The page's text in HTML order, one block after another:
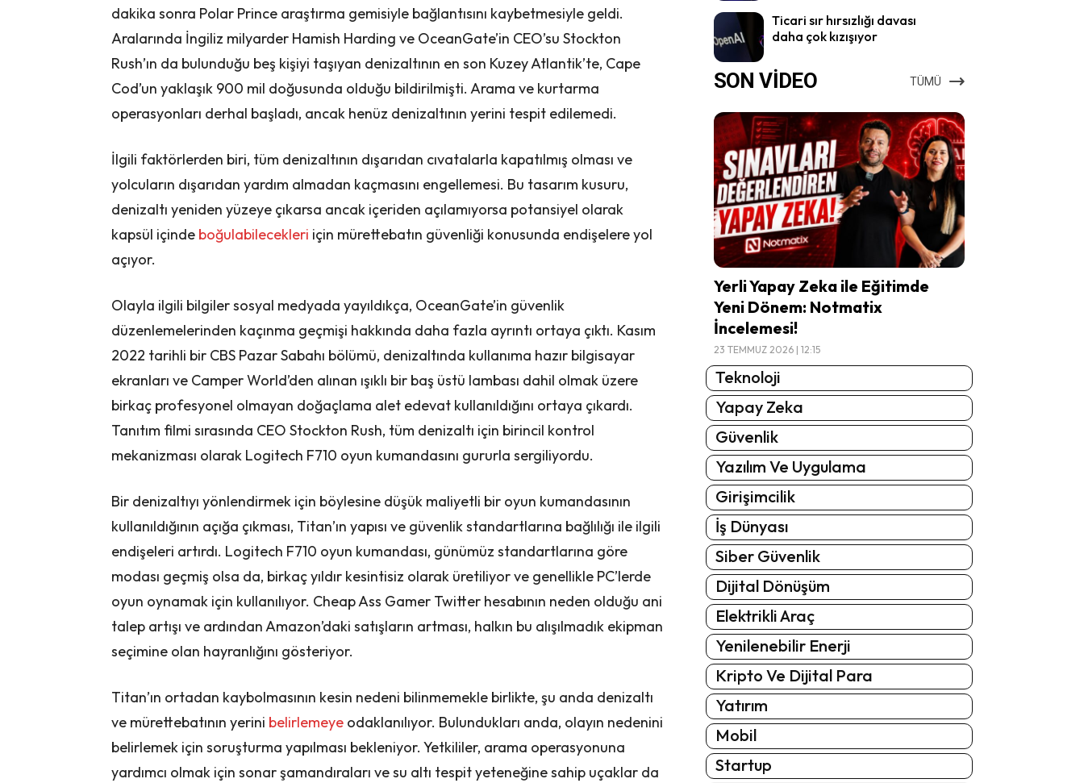
dakika sonra Polar Prince araştırma gemisiyle bağlantısını kaybetmesiyle geldi.
Aralarında İngiliz milyarder Hamish Harding ve OceanGate’in CEO’su Stockton
Rush’ın da bulunduğu beş kişiyi taşıyan denizaltının en son Kuzey Atlantik’te, Cape
Cod’un yaklaşık 900 mil doğusunda olduğu bildirilmişti. Arama ve kurtarma
operasyonları derhal başladı, ancak henüz denizaltının yerini tespit edilemedi.
İlgili faktörlerden biri, tüm denizaltının dışarıdan cıvatalarla kapatılmış olması ve
yolcuların dışarıdan yardım almadan kaçmasını engellemesi. Bu tasarım kusuru,
denizaltı yeniden yüzeye çıkarsa ancak içeriden açılamıyorsa potansiyel olarak
kapsül içinde boğulabilecekleri için mürettebatın güvenliği konusunda endişelere yol
açıyor.
Olayla ilgili bilgiler sosyal medyada yayıldıkça, OceanGate’in güvenlik
düzenlemelerinden kaçınma geçmişi hakkında daha fazla ayrıntı ortaya çıktı. Kasım
2022 tarihli bir CBS Pazar Sabahı bölümü, denizaltında kullanıma hazır bilgisayar
ekranları ve Camper World’den alınan ışıklı bir baş üstü lambası dahil olmak üzere
birkaç profesyonel olmayan doğaçlama alet edevat kullanıldığını ortaya çıkardı.
Tanıtım filmi sırasında CEO Stockton Rush, tüm denizaltı için birincil kontrol
mekanizması olarak Logitech F710 oyun kumandasını gururla sergiliyordu.
Bir denizaltıyı yönlendirmek için böylesine düşük maliyetli bir oyun kumandasının
kullanıldığının açığa çıkması, Titan’ın yapısı ve güvenlik standartlarına bağlılığı ile ilgili
endişeleri artırdı. Logitech F710 oyun kumandası, günümüz standartlarına göre
modası geçmiş olsa da, birkaç yıldır kesintisiz olarak üretiliyor ve genellikle PC’lerde
oyun oynamak için kullanılıyor. Cheap Ass Gamer Twitter hesabının neden olduğu ani
talep artışı ve ardından Amazon’daki satışların artması, halkın bu alışılmadık ekipman
seçimine olan hayranlığını gösteriyor.
Titan’ın ortadan kaybolmasının kesin nedeni bilinmemekle birlikte, şu anda denizaltı
ve mürettebatının yerini belirlemeye odaklanılıyor. Bulundukları anda, olayın nedenini
belirlemek için soruşturma yapılması bekleniyor. Yetkililer, arama operasyonuna
yardımcı olmak için sonar şamandıraları ve su altı tespit yeteneğine sahip uçaklar da
Ticari sır hırsızlığı davası
daha çok kızışıyor
SON VİDEO TÜMÜ
Yerli Yapay Zeka ile Eğitimde
Yeni Dönem: Notmatix
İncelemesi!
23 TEMMUZ 2026 | 12:15
Teknoloji
Yapay Zeka
Güvenlik
Yazılım Ve Uygulama
Girişimcilik
İş Dünyası
Siber Güvenlik
Dijital Dönüşüm
Elektrikli Araç
Yenilenebilir Enerji
Kripto Ve Dijital Para
Yatırım
Mobil
Startup